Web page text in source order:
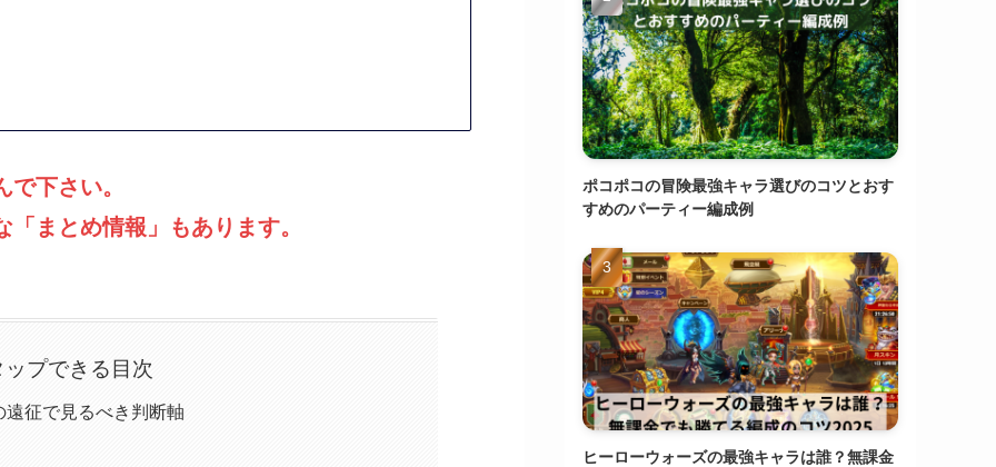
下さい。
まとめ情報」もあります。
ップできる目次
征で見るべき判断軸
ポコポコの冒険最強キャラ選びのコツとおす
すめのパーティー編成例
ヒーローウォーズの最強キャラは誰？無課金